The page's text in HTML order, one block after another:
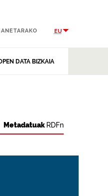
DATA BIZKAIA
EU
Metadatuak RDFn